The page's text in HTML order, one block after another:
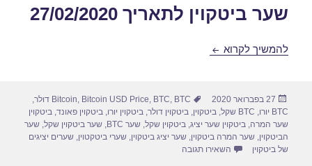
שער ביטקוין לתאריך 27/02/2020
להמשיך לקרוא שער ביטקוין לתאריך 27/02/2020
פורסם
בתאריך
27 בפברואר 2020 תגיות Bitcoin, Bitcoin USD Price, BTC, BTC דולר
,
BTC יורו
, BTC שקל ,ביטקוין,ביטקוין דולר,ביטקוין יורו,ביטקוין פאונד,ביטקוין
שער המרה,ביטקוין שער יציג,ביטקוין שקל,שער BTC ,שער ביטקוין שקל,שער
הביטקוין,שער המרה ביטקוין,שער יציג ביטקוין,שערי ביטקטוין,שערים יציגים
של ביטקוין
השאירו תגובה